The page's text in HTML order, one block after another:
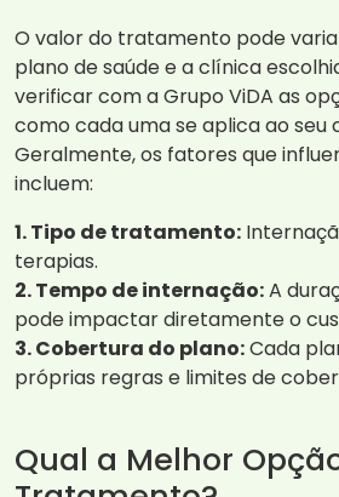
O valor do tratamento pode
plano de saúde e a clínica
verificar com a Grupo ViDA as
como cada uma se aplica ao seu
Geralmente, os fatores que
incluem:
1. Tipo de tratamento:
terapias.
2. Tempo de internação:A
pode impactar diretamente o
3. Cobertura do plano:Cada
próprias regras e limites de
Qual a Melhor